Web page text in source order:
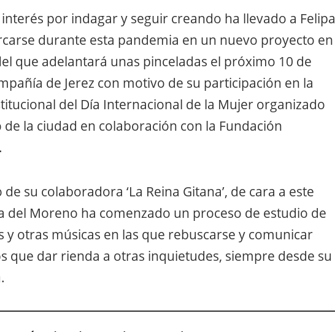
por indagar y seguir creando ha llevado a Felipa
durante esta pandemia en un nuevo proyecto en
que adelantará unas pinceladas el próximo 10 de
de Jerez con motivo de su participación en la
del Día Internacional de la Mujer organizado
la ciudad en colaboración con la Fundación
su colaboradora ‘La Reina Gitana’, de cara a este
del Moreno ha comenzado un proceso de estudio de
y otras músicas en las que rebuscarse y comunicar
que dar rienda a otras inquietudes, siempre desde su